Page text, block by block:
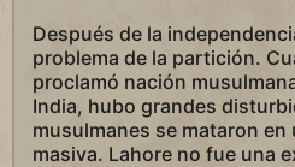
Después de la
problema de la partición.
proclamó nación
India, hubo grandes
musulmanes se mataron
masiva. Lahore no fue una